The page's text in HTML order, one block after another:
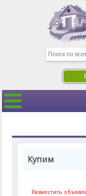
Купим
Разместить